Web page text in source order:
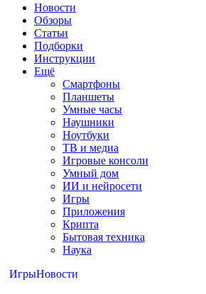
Новости
Обзоры
Статьи
Подборки
Инструкции
Ещё
Смартфоны
Планшеты
Умные часы
Наушники
Ноутбуки
ТВ и медиа
Игровые консоли
Умный дом
ИИ и нейросети
Игры
Приложения
Крипта
Бытовая техника
Наука
ИгрыНовости